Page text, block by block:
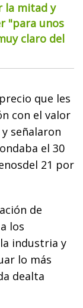
la mitad y
"para unos
claro del
que les
con el valor
señalaron
el 30
21 por
de
los
industria y
lo más
dealta